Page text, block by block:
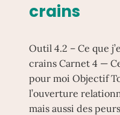
crains
Outil 4.2 – Ce que
crains Carnet 4 —
pour moi Objectif
l’ouverture
mais aussi des